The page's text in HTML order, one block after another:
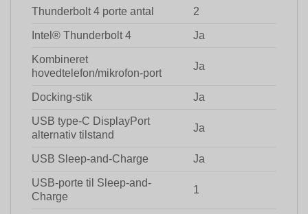
Thunderbolt 4 porte antal 2
Intel® Thunderbolt 4 Ja
Kombineret
hovedtelefon/mikrofon-port
Ja
Docking-stik Ja
USB type-C DisplayPort
alternativ tilstand
Ja
USB Sleep-and-Charge Ja
USB-porte til Sleep-and-
Charge
1